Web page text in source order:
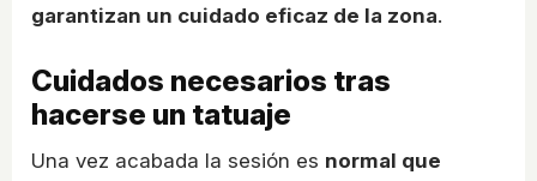
garantizan un cuidado eficaz de la zona.
Cuidados necesarios tras
hacerse un tatuaje
Una vez acabada la sesión es normal que